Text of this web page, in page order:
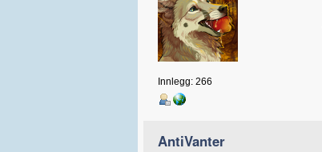
Innlegg: 266
AntiVanter